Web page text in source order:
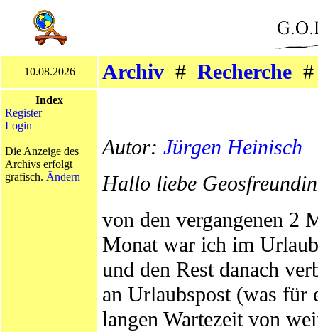
10.08.2026 Archiv # Recherche
Index
Register
Login
Die Anzeige des
Archivs erfolgt
grafisch. Ändern
Autor: Jürgen Heinisch
Hallo liebe
von den vergangenen 2
Monat war ich im
und den Rest danach
an Urlaubspost (was für
langen Wartezeit von